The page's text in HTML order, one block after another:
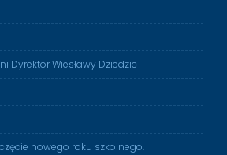
Dyrektor Wiesławy Dziedzic
nowego roku szkolnego.